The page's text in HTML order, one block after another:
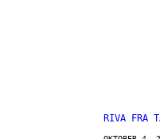
RIVA FRA